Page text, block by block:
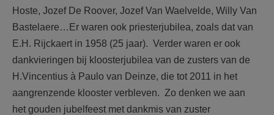
Hoste, Jozef De Roover, Jozef Van Waelvelde, Willy Van
Bastelaere…Er waren ook priesterjubilea, zoals dat van
E.H. Rijckaert in 1958 (25 jaar). Verder waren er ook
dankvieringen bij kloosterjubilea van de zusters van de
H.Vincentius à Paulo van Deinze, die tot 2011 in het
aangrenzende klooster verbleven. Zo denken we aan
het gouden jubelfeest met dankmis van zuster